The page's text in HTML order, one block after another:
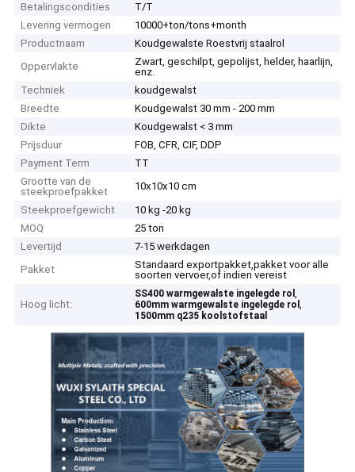
Betalingscondities
T/T
Levering vermogen
10000+ton/tons+month
Productnaam
Koudgewalste Roestvrij staalrol
Oppervlakte
Zwart, geschilpt, gepolijst, helder, haarlijn,
enz.
Techniek
koudgewalst
Breedte
Koudgewalst 30 mm - 200 mm
Dikte
Koudgewalst < 3 mm
Prijsduur
FOB, CFR, CIF, DDP
Payment Term
TT
Grootte van de
steekproefpakket
10x10x10 cm
Steekproefgewicht
10 kg -20 kg
MOQ
25 ton
Levertijd
7-15 werkdagen
Pakket
Standaard exportpakket,pakket voor alle
soorten vervoer,of indien vereist
Hoog licht:
SS400 warmgewalste ingelegde rol,
600mm warmgewalste ingelegde rol,
1500mm q235 koolstofstaal